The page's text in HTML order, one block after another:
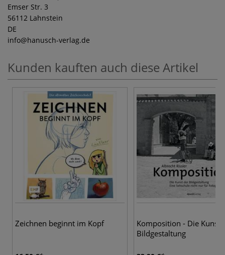
Emser Str. 3
56112 Lahnstein
DE
info@hanusch-verlag.de
Kunden kauften auch diese Artikel
Zeichnen beginnt im Kopf
Komposition - Die Kunst
Bildgestaltung